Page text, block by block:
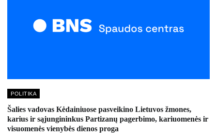
POLITIKA
Šalies vadovas Kėdainiuose pasveikino Lietuvos žmones,
karius ir sąjungininkus Partizanų pagerbimo, kariuomenės ir
visuomenės vienybės dienos proga